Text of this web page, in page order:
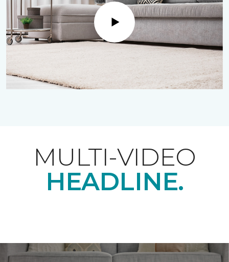
Play
MULTI-VIDEO
HEADLINE.